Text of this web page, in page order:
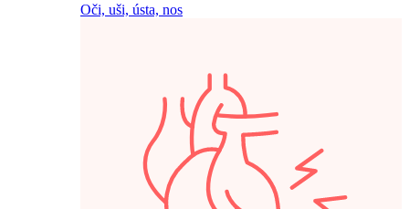
Oči, uši, ústa, nos